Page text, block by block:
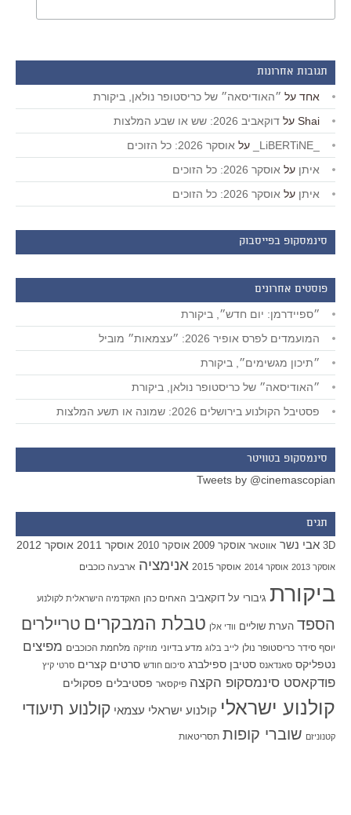
תגובות אחרונות
אחד על ״האודיסאה״ של כריסטופר נולאן, ביקורת
Shai על דוקאביב 2026: שש או שבע המלצות
על אוסקר 2026: כל הזוכים
איתן על אוסקר 2026: כל הזוכים
איתן על אוסקר 2026: כל הזוכים
סינמסקופ בפייסבוק
פוסטים אחרונים
״ספיידרמן: יום חדש״, ביקורת
המועמדים לפרס אופיר 2026: ״עצמאות״ מוביל
״תיכון מגשימים״, ביקורת
״האודיסאה״ של כריסטופר נולאן, ביקורת
פסטיבל הקולנוע בירושלים 2026: שמונה או תשע המלצות
סינמסקופ בטוויטר
Tweets by @cinemascopian
תגים
3D אבי נשר אווטאר אוסקר 2009 אוסקר 2010 אוסקר 2011 אוסקר 2012
אוסקר 2013 אוסקר 2014 אוסקר 2015 אנימציה ארבעה כוכבים
ביקורת גיבורי על דוקאביב האחים כהן האקדמיה הישראלית לקולנוע
הספד הערת שוליים וודי אלן טבלת המבקרים טריילרים
יוסף סידר כריסטופר נולן לייב בלוג מדע בדיוני מוזיקה מלחמת הכוכבים מפיצים
נטפליקס סאנדאנס סטיבן ספילברג סיכום חודש סרטים קצרים סרטי קיץ
פודקאסט סינמסקופ הקצה פיקסאר פסטיבלים פסקולים
קולנוע ישראלי קולנוע ישראלי עצמאי קולנוע תיעודי
קטנוניזם שוברי קופות תסריטאות